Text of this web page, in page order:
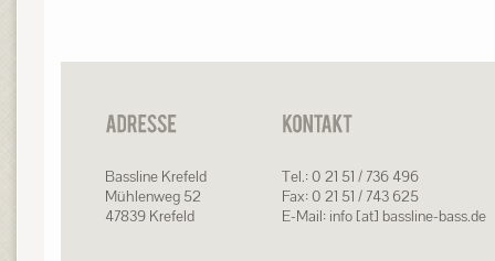
Bassline Krefeld
Mühlenweg 52
47839 Krefeld
Tel.: 0 21 51 / 736 496
Fax: 0 21 51 / 743 625
E-Mail: info [at] bassline-bass.de